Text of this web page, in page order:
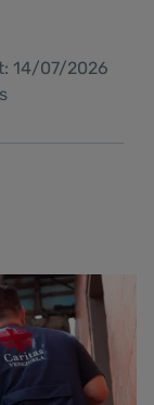
14/07/2026